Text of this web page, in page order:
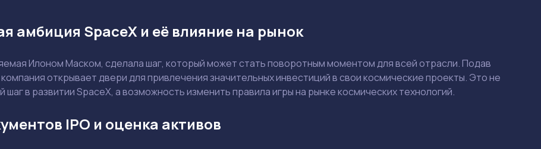
амбиция SpaceX и её влияние на рынок
Илоном Маском, сделала шаг, который может стать поворотным моментом для всей отрасли. Подав
компания открывает двери для привлечения значительных инвестиций в свои космические проекты. Это не
в развитии SpaceX, а возможность изменить правила игры на рынке космических технологий.
IPO и оценка активов